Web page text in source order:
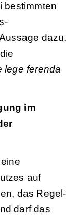
bestimmten
dazu,
lege ferenda
im
auf
das Regel-
darf das